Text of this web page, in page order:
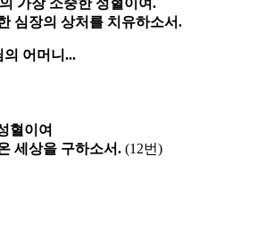
심장의 상처를 치유하소서.
의 어머니...
혈이여
세상을 구하소서. (12번)